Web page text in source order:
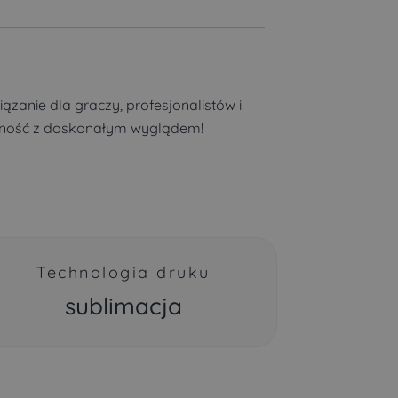
dla graczy, profesjonalistów i
z doskonałym wyglądem!
Technologia druku
sublimacja